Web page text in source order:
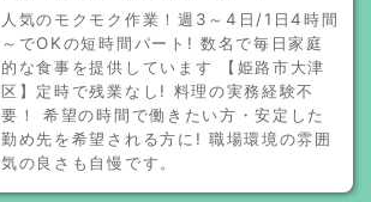
人気のモクモク作業！週3～4日/1日4時間
～でOKの短時間パート! 数名で毎日家庭
的な食事を提供しています 【姫路市大津
区】定時で残業なし! 料理の実務経験不
要！ 希望の時間で働きたい方・安定した
勤め先を希望される方に! 職場環境の雰囲
気の良さも自慢です。